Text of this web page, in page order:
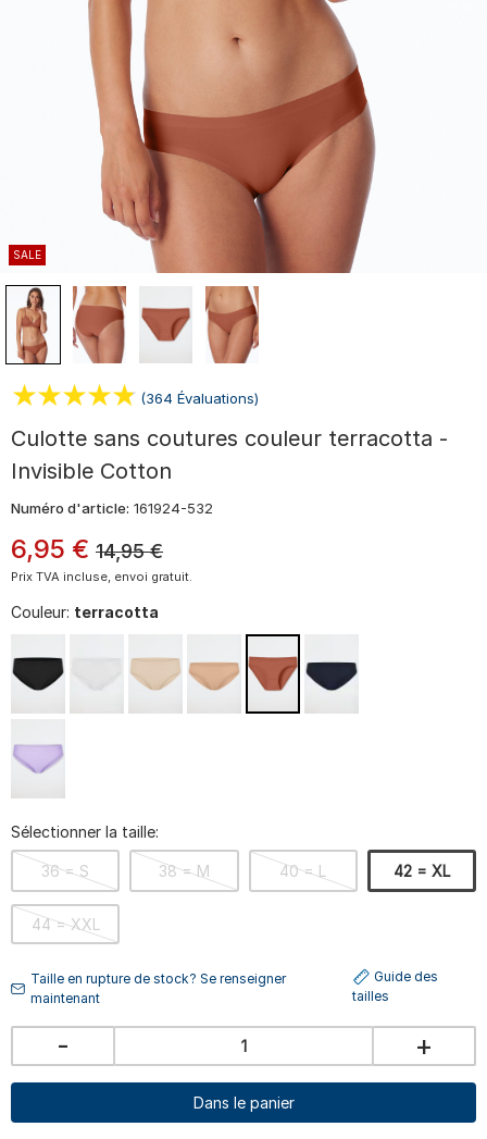
SALE
(364 Évaluations)
Culotte sans coutures couleur terracotta -
Invisible Cotton
Numéro d'article: 161924-532
6,95 € 14,95€
Prix TVA incluse, envoi gratuit.
Couleur: terracotta
Sélectionner la taille:
36 = S 38 = M 40 = L 42 = XL
44 = XXL
Taille en rupture de stock? Se renseigner
maintenant
Guide des
tailles
- +
Dans le panier